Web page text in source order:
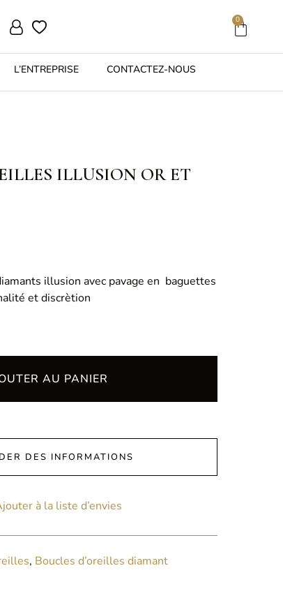
0
L’ENTREPRISE CONTACTEZ-NOUS
ILLUSION OR ET
illusion avec pavage en baguettes
et discrètion
AU PANIER
DES INFORMATIONS
à la liste d’envies
, Boucles d’oreilles diamant